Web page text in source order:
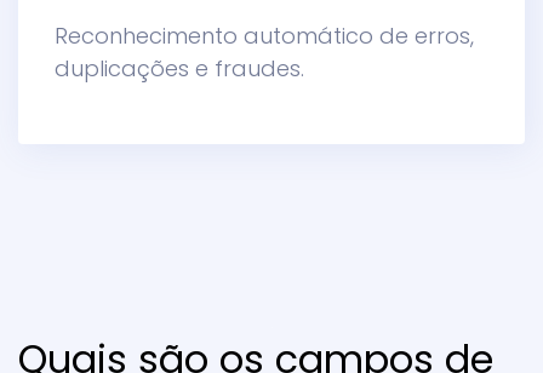
Reconhecimento automático de erros,
duplicações e fraudes.
Quais são os campos de